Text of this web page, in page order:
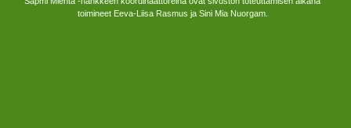
toimineet Eeva-Liisa Rasmus ja Sini Mia Nuorgam.